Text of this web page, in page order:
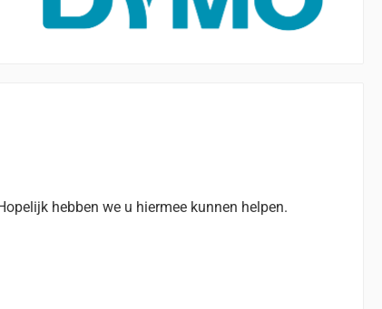
hebben we u hiermee kunnen helpen.